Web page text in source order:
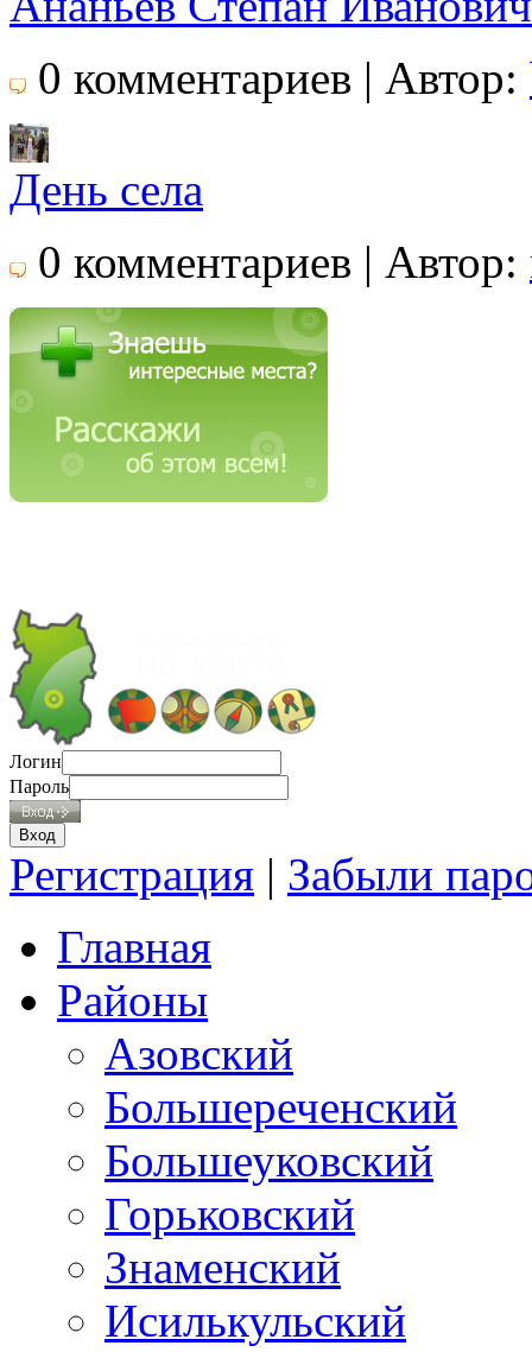
0 комментариев | Автор:
День села
0 комментариев | Автор:
Логин
Пароль
Регистрация | Забыли
Главная
Районы
Азовский
Большереченский
Большеуковский
Горьковский
Знаменский
Исилькульский